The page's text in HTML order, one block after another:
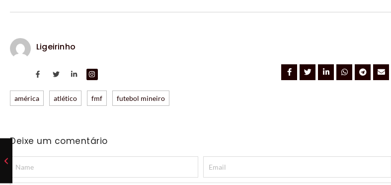
Ligeirinho
américa atlético fmf futebol mineiro
Deixe um comentário